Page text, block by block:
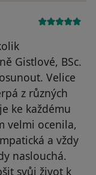
Gistlové, BSc.
Velice
z různých
ke každému
velmi ocenila,
a vždy
naslouchá.
svůj život k